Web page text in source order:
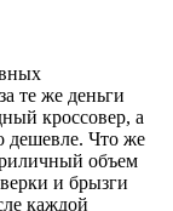
те же деньги
кроссовер, а
дешевле. Что же
объем
и брызги
каждой